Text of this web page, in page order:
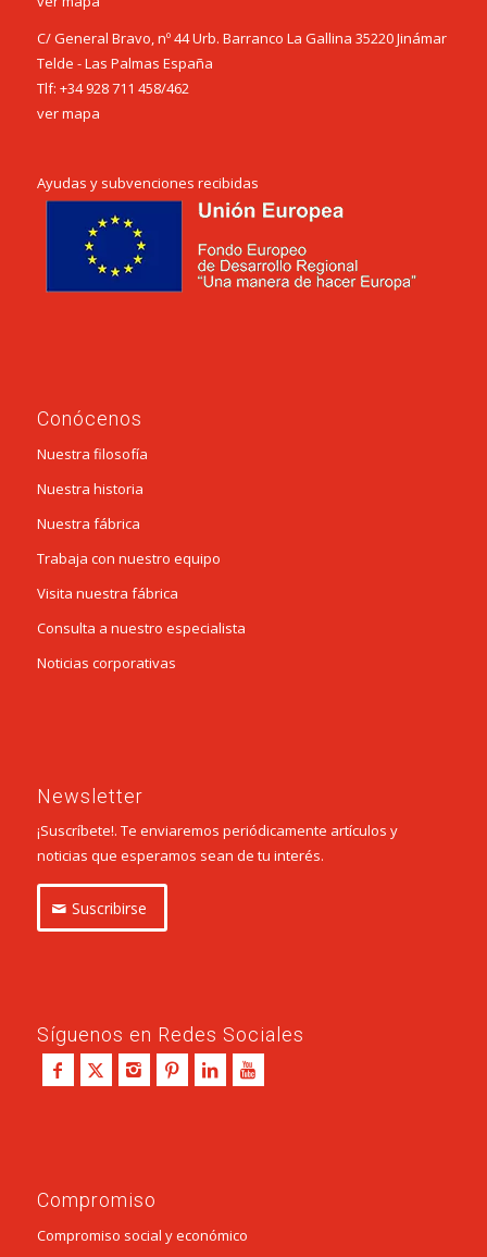
C/ General Bravo, nº 44 Urb. Barranco La Gallina 35220 Jinámar
Telde - Las Palmas España
Tlf: +34 928 711 458/462
ver mapa
Ayudas y subvenciones recibidas
Conócenos
Nuestra filosofía
Nuestra historia
Nuestra fábrica
Trabaja con nuestro equipo
Visita nuestra fábrica
Consulta a nuestro especialista
Noticias corporativas
Newsletter
¡Suscríbete!. Te enviaremos periódicamente artículos y
noticias que esperamos sean de tu interés.
Suscribirse
Síguenos en Redes Sociales
Compromiso
Compromiso social y económico